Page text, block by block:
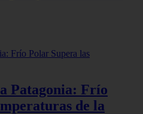
Patagonia: Frío
de la